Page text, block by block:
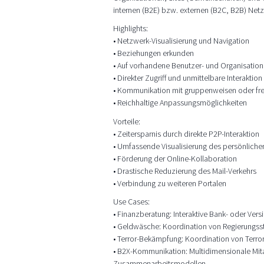
internen (B2E) bzw. externen (B2C, B2B)
Highlights:
• Netzwerk-Visualisierung und Navigation
• Beziehungen erkunden
• Auf vorhandene Benutzer- und
• Direkter Zugriff und unmittelbare Interaktion
• Kommunikation mit gruppenweisen oder
• Reichhaltige Anpassungsmöglichkeiten
Vorteile:
• Zeitersparnis durch direkte P2P-Interaktion
• Umfassende Visualisierung des
• Förderung der Online-Kollaboration
• Drastische Reduzierung des Mail-Verkehrs
• Verbindung zu weiteren Portalen
Use Cases:
• Finanzberatung: Interaktive Bank- oder
• Geldwäsche: Koordination von
• Terror-Bekämpfung: Koordination von
• B2X-Kommunikation: Multidimensionale